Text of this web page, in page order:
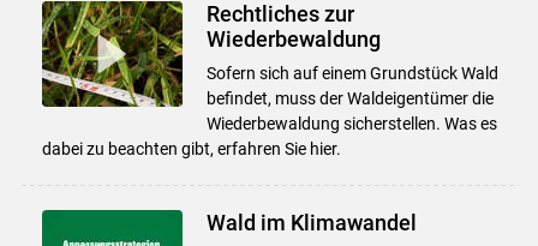
Rechtliches zur
Wiederbewaldung
Sofern sich auf einem Grundstück Wald
befindet, muss der Waldeigentümer die
Wiederbewaldung sicherstellen. Was es
dabei zu beachten gibt, erfahren Sie hier.
Wald im Klimawandel